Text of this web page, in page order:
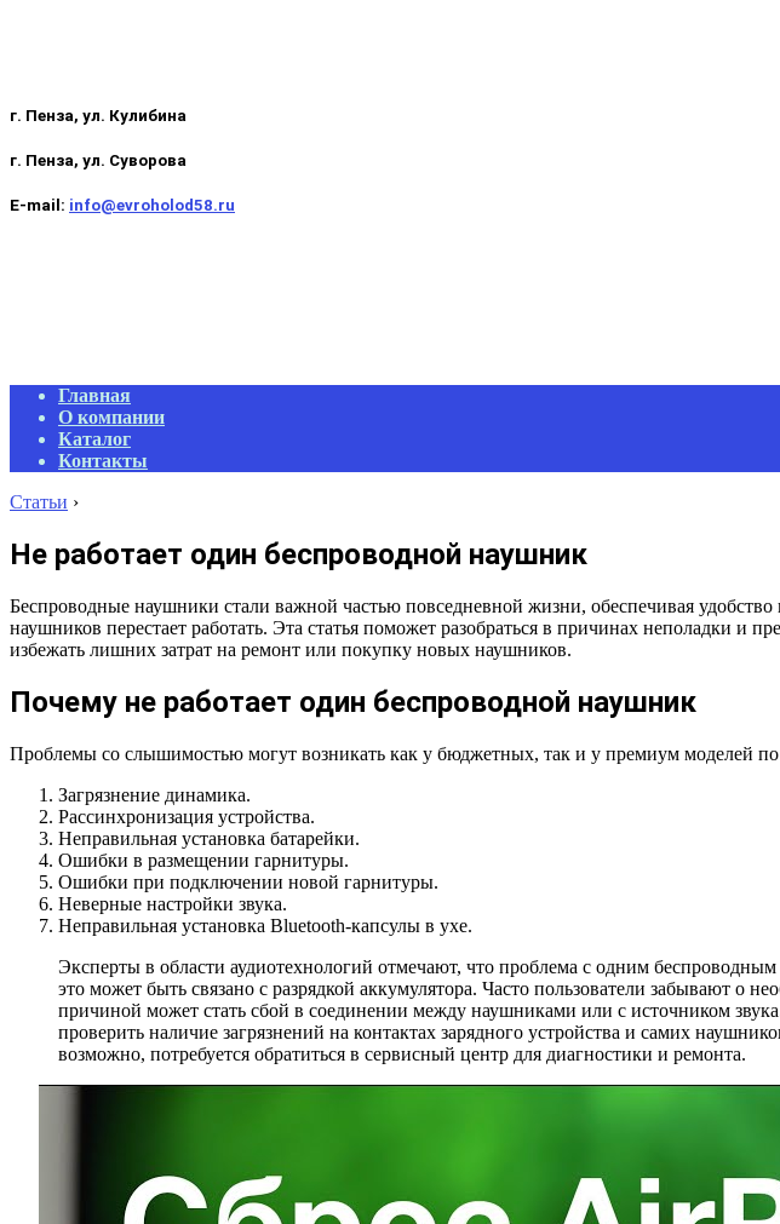
г. Пенза, ул. Кулибина
г. Пенза, ул. Суворова
E-mail: info@evroholod58.ru
Primary
Navigation
Menu
Главная
О компании
Каталог
Контакты
Статьи ›
Не работает один беспроводной наушник
Беспроводные наушники стали важной частью повседневной жизни, обеспечивая
наушников перестает работать. Эта статья поможет разобраться в причинах неполадки
избежать лишних затрат на ремонт или покупку новых наушников.
Почему не работает один беспроводной наушник
Проблемы со слышимостью могут возникать как у бюджетных, так и у премиум моделей
Загрязнение динамика.
Рассинхронизация устройства.
Неправильная установка батарейки.
Ошибки в размещении гарнитуры.
Ошибки при подключении новой гарнитуры.
Неверные настройки звука.
Неправильная установка Bluetooth-капсулы в ухе.
Эксперты в области аудиотехнологий отмечают, что проблема с одним
это может быть связано с разрядкой аккумулятора. Часто пользователи забывают
причиной может стать сбой в соединении между наушниками или с источником
проверить наличие загрязнений на контактах зарядного устройства и самих
возможно, потребуется обратиться в сервисный центр для диагностики и ремонта.